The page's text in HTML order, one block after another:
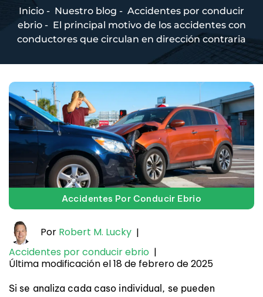
Inicio - Nuestro blog - Accidentes por conducir
ebrio- El principal motivo de los accidentes con
conductores que circulan en dirección contraria
Accidentes Por Conducir Ebrio
Por Robert M. Lucky |
Accidentes por conducir ebrio |
Última modificación el 18 de febrero de 2025
Si se analiza cada caso individual, se pueden